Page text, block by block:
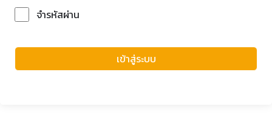
จำรหัสผ่าน
เข้าสู่ระบบ